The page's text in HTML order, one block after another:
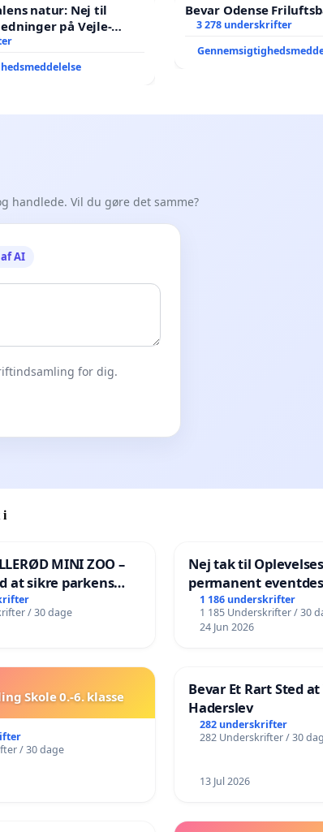
natur: Nej til
på Vejle-
Bevar Odense
3 278 underskrifter
handlede. Vil du gøre det samme?
AI
for dig.
i
MINI ZOO –
at sikre parkens
/ 30 dage
Nej tak til
permanent
Vejby - Ja tak til et
lokalområde i
1 186 underskrifter
1 185 Underskrifter / 30
24 Jun 2026
Skole 0.-6. klasse
/ 30 dage
Bevar Et Rart Sted
Haderslev
282 underskrifter
282 Underskrifter / 30
13 Jul 2026